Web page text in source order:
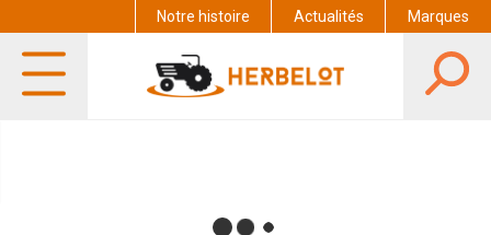
Notre histoire Actualités Marques